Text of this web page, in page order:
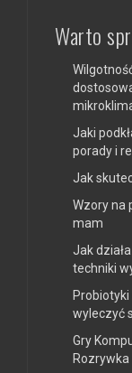
Warto
Jaki
porady i
Jak
Wzory na
mam
Jak
techniki
wyleczyć
Gry